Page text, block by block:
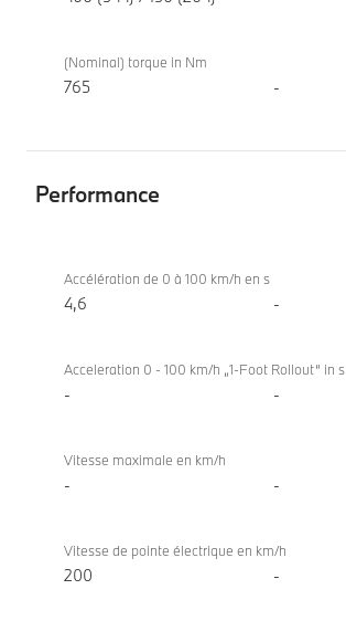
(Nominal) torque in Nm
765 -
Performance
xDrive60
Accélération de 0 à 100 km/h en s
4,6 -
Acceleration 0 - 100 km/h „1-Foot Rollout“ in s
- -
Vitesse maximale en km/h
- -
Vitesse de pointe électrique en km/h
200 -